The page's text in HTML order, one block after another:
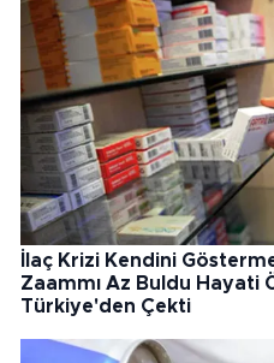
İlaç Krizi Kendini
Zaammı Az Buldu Hayati
Türkiye'den Çekti